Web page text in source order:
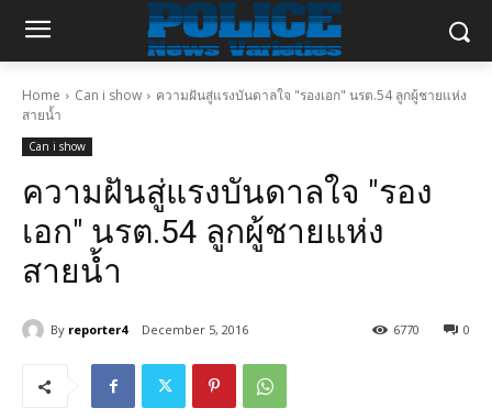
Home Can i show
ความฝันสู่แรงบันดาลใจ "รองเอก" นรต.54 ลูกผู้ชายแห่ง
สายน้ำ
Can i show
ความฝันสู่แรงบันดาลใจ "รอง
เอก" นรต.54 ลูกผู้ชายแห่ง
สายน้ำ
By reporter4 December 5, 2016 0
6770